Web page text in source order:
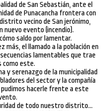
de San Sebastián, ante el
de Punacancha frontera con
vecino de San jerónimo,
evento (incendio).
saldo por lamentar.
el llamado a la población en
lamentables que trae
como este.
y serenazgo de la municipalidad
del sector y la compañía
pudimos hacerle frente a este
de todo nuestro distrito…